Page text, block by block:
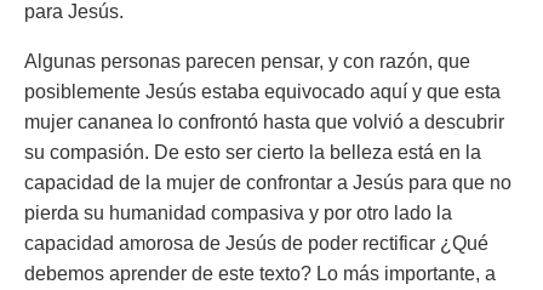
para Jesús.
Algunas personas parecen pensar, y con razón, que
posiblemente Jesús estaba equivocado aquí y que esta
mujer cananea lo confrontó hasta que volvió a descubrir
su compasión. De esto ser cierto la belleza está en la
capacidad de la mujer de confrontar a Jesús para que no
pierda su humanidad compasiva y por otro lado la
capacidad amorosa de Jesús de poder rectificar ¿Qué
debemos aprender de este texto? Lo más importante, a